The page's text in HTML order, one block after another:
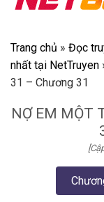
Trang chủ » Đọc
nhất tại NetTruyen
31 – Chương 31
NỢ EM MỘT